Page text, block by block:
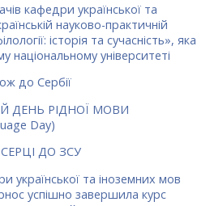
кафедри української та
науково-практичній
історія та сучасність», яка
національному університеті
до Сербії
ДЕНЬ РІДНОЇ МОВИ
Day)
ДО ЗСУ
української та іноземних мов
успішно завершила курс